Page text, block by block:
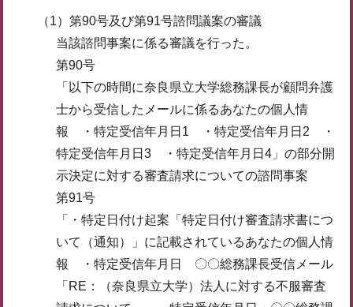
（1）第90号及び第91号諮問議案の審議
当該諮問事案に係る審議を行った。
第90号
「以下の時間に奈良県立大学総務課長が顧問弁護
士から受信したメールに係るあなたの個人情
報 ・特定受信年月日1 ・特定受信年月日2 ・
特定受信年月日3 ・特定受信年月日4」の部分開
示決定に対する審査請求についての諮問事案
第91号
「・特定日付け起案「特定日付け審査請求書につ
いて（通知）」に記載されているあなたの個人情
報 ・特定受信年月日 〇〇総務課長受信メール
「RE：（奈良県立大学）法人に対する不服審査